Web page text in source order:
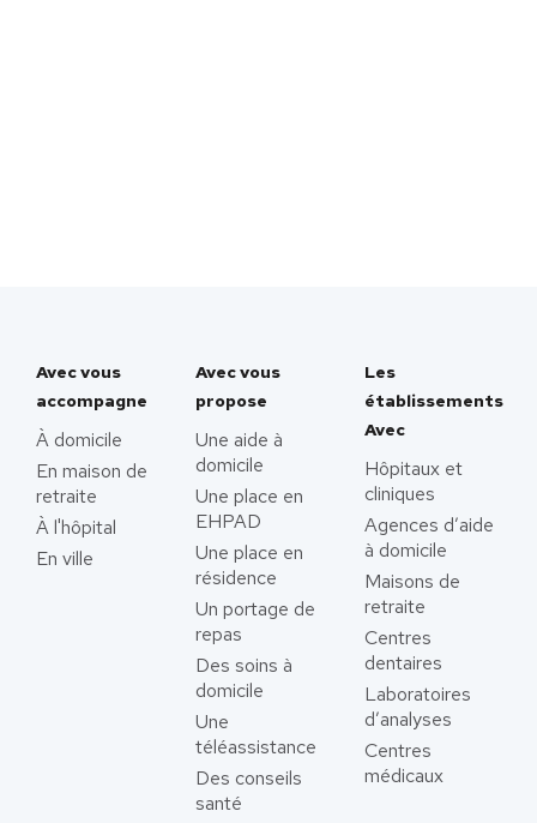
Avec vous
accompagne
À domicile
En maison de
retraite
À l'hôpital
En ville
Avec vous
propose
Une aide à
domicile
Une place en
EHPAD
Une place en
résidence
Un portage de
repas
Des soins à
domicile
Une
téléassistance
Des conseils
santé
Les
établissements
Avec
Hôpitaux et
cliniques
Agences d’aide
à domicile
Maisons de
retraite
Centres
dentaires
Laboratoires
d’analyses
Centres
médicaux